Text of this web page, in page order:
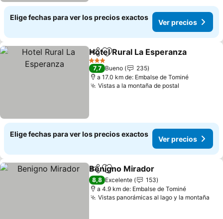
Elige fechas para ver los precios exactos
Ver precios
CompartirAgregar a favoritos
Hotel Rural La Esperanza
3 Estrellas
7,7 Bueno
235
a 17.0 km de: Embalse de Tominé
Vistas a la montaña de postal
Elige fechas para ver los precios exactos
Ver precios
CompartirAgregar a favoritos
Benigno Mirador
8,8 Excelente
153
a 4.9 km de: Embalse de Tominé
Vistas panorámicas al lago y la montaña